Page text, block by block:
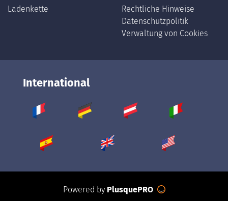
Ladenkette
Rechtliche Hinweise
Datenschutzpolitik
Verwaltung von Cookies
International
Powered by PlusquePRO